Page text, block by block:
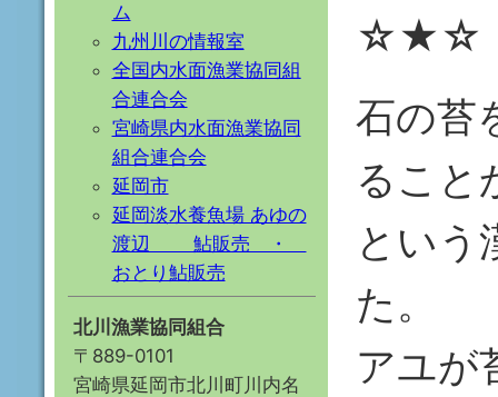
☆★☆
石の苔
ること
という
た。
アユが
ム
九州川の情報室
全国内水面漁業協同組
合連合会
宮崎県内水面漁業協同
組合連合会
延岡市
延岡淡水養魚場 あゆの
渡辺 鮎販売 ・
おとり鮎販売
北川漁業協同組合
〒889-0101
宮崎県延岡市北川町川内名